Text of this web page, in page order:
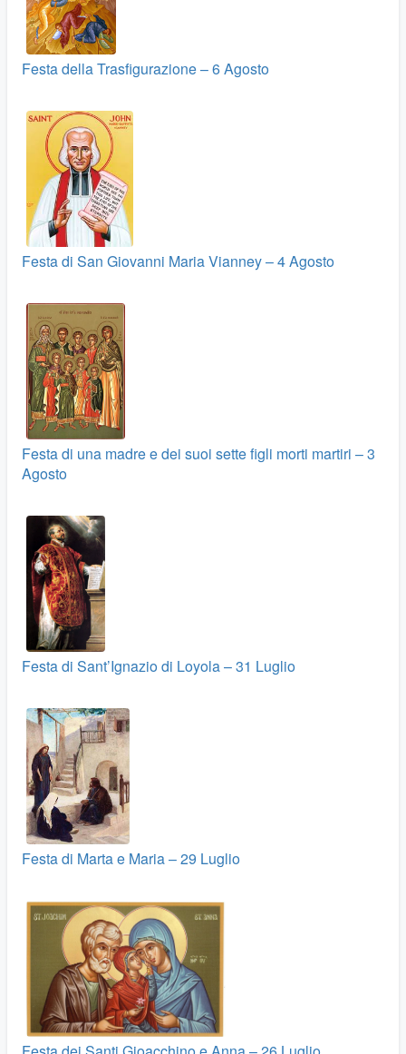
Festa della Trasfigurazione – 6 Agosto
Festa di San Giovanni Maria Vianney – 4 Agosto
Festa di una madre e dei suoi sette figli morti martiri – 3
Agosto
Festa di Sant’Ignazio di Loyola – 31 Luglio
Festa di Marta e Maria – 29 Luglio